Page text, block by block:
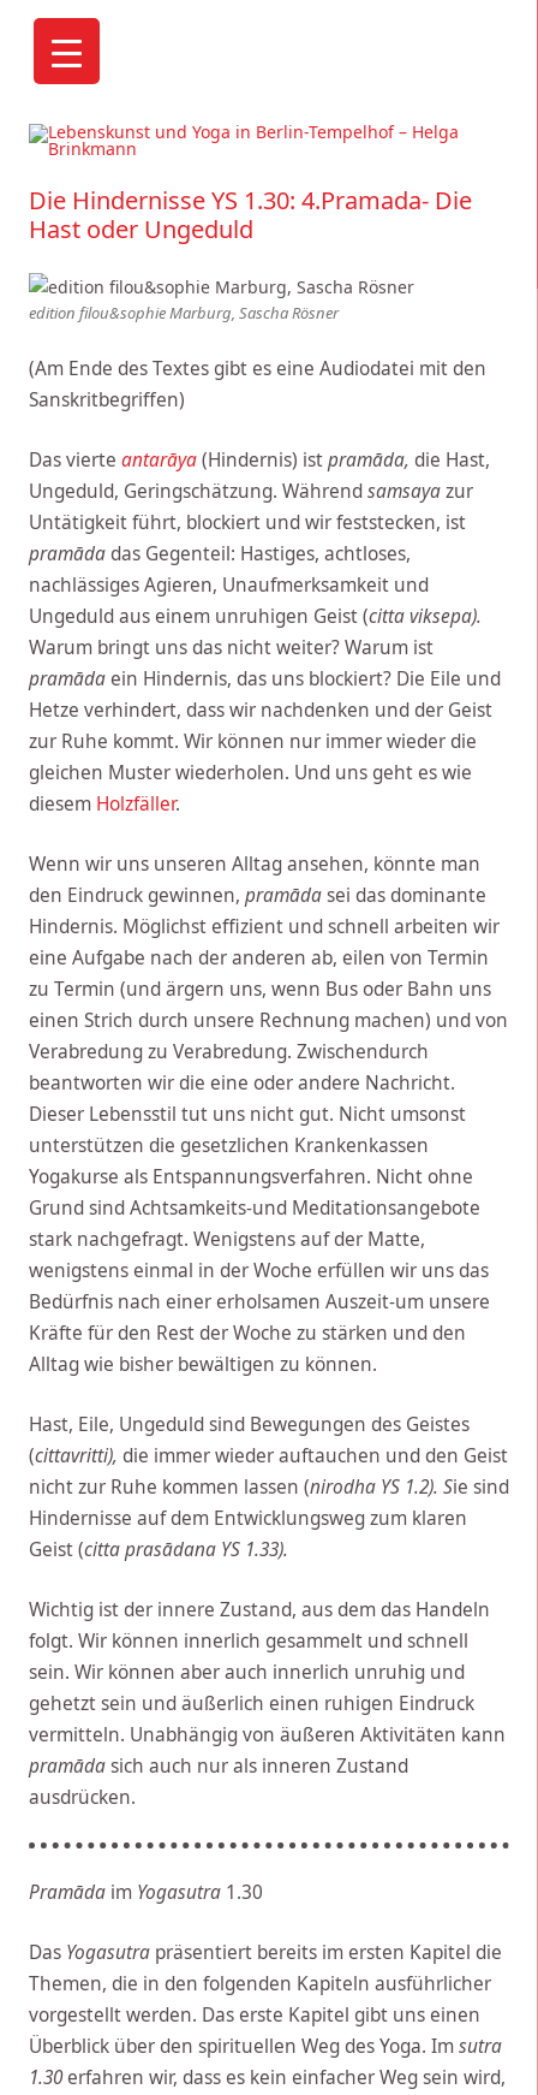
Helga Brinkmann, Yogalehrerin BDY/EYU: "Aus der eigenen
gestalten ist Lebenskunst."
Die Hindernisse YS 1.30: 4.Pramada- Die
Hast oder Ungeduld
edition filou&sophie Marburg, Sascha Rösner
(Am Ende des Textes gibt es eine Audiodatei mit den
Sanskritbegriffen)
Das vierte antarāya(Hindernis) istpramāda, die Hast,
Ungeduld, Geringschätzung. Währendsamsayazur
Untätigkeit führt, blockiert und wir feststecken, ist
pramādadas Gegenteil: Hastiges, achtloses,
nachlässiges Agieren, Unaufmerksamkeit und
Ungeduld aus einem unruhigen Geist (citta viksepa).
Warum bringt uns das nicht weiter? Warum ist
pramādaein Hindernis, das uns blockiert? Die Eile und
Hetze verhindert, dass wir nachdenken und der Geist
zur Ruhe kommt. Wir können nur immer wieder die
gleichen Muster wiederholen. Und uns geht es wie
diesem Holzfäller.
Wenn wir uns unseren Alltag ansehen, könnte man
den Eindruck gewinnen, pramādasei das dominante
Hindernis. Möglichst effizient und schnell arbeiten wir
eine Aufgabe nach der anderen ab, eilen von Termin
zu Termin (und ärgern uns, wenn Bus oder Bahn uns
einen Strich durch unsere Rechnung machen) und von
Verabredung zu Verabredung. Zwischendurch
beantworten wir die eine oder andere Nachricht.
Dieser Lebensstil tut uns nicht gut. Nicht umsonst
unterstützen die gesetzlichen Krankenkassen
Yogakurse als Entspannungsverfahren. Nicht ohne
Grund sind Achtsamkeits-und Meditationsangebote
stark nachgefragt. Wenigstens auf der Matte,
wenigstens einmal in der Woche erfüllen wir uns das
Bedürfnis nach einer erholsamen Auszeit-um unsere
Kräfte für den Rest der Woche zu stärken und den
Alltag wie bisher bewältigen zu können.
Hast, Eile, Ungeduld sind Bewegungen des Geistes
(cittavritti), die immer wieder auftauchen und den Geist
nicht zur Ruhe kommen lassen (nirodha YS 1.2). Sie sind
Hindernisse auf dem Entwicklungsweg zum klaren
Geist (citta prasādana YS 1.33).
Wichtig ist der innere Zustand, aus dem das Handeln
folgt. Wir können innerlich gesammelt und schnell
sein. Wir können aber auch innerlich unruhig und
gehetzt sein und äußerlich einen ruhigen Eindruck
vermitteln. Unabhängig von äußeren Aktivitäten kann
pramādasich auch nur als inneren Zustand
ausdrücken.
Pramāda im Yogasutra 1.30
Das Yogasutra präsentiert bereits im ersten Kapitel die
Themen, die in den folgenden Kapiteln ausführlicher
vorgestellt werden. Das erste Kapitel gibt uns einen
Überblick über den spirituellen Weg des Yoga. Imsutra
1.30erfahren wir, dass es kein einfacher Weg sein wird,